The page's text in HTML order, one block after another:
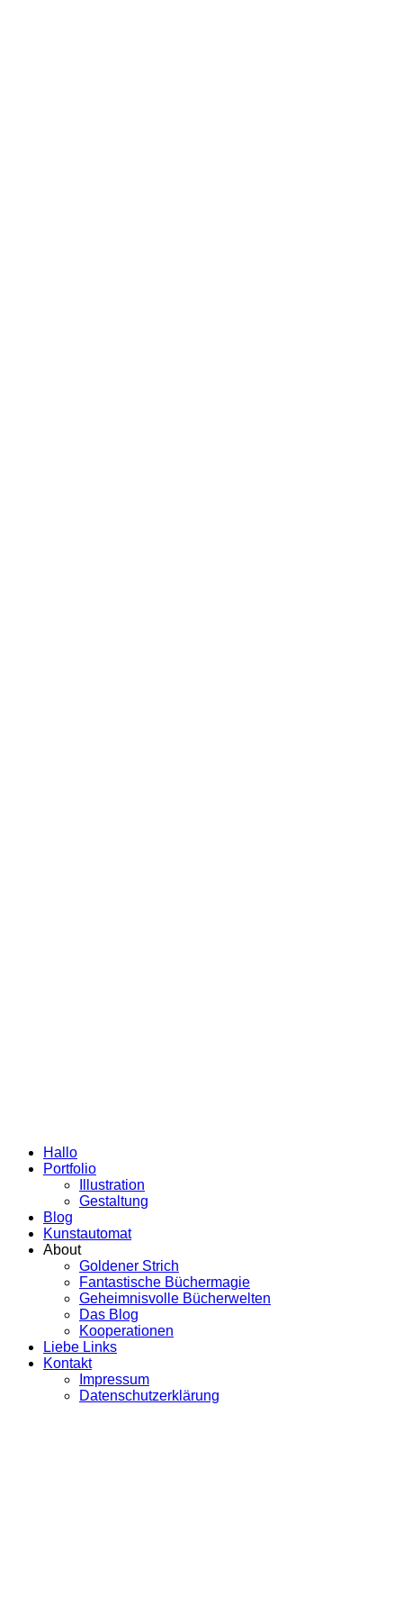
Hallo
Portfolio
Illustration
Gestaltung
Blog
Kunstautomat
About
Goldener Strich
Fantastische Büchermagie
Geheimnisvolle Bücherwelten
Das Blog
Kooperationen
Liebe Links
Kontakt
Impressum
Datenschutzerklärung